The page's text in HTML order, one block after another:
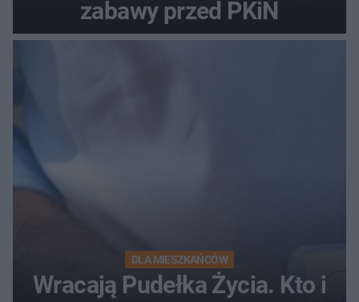
zabawy przed PKiN
DLA MIESZKAŃCÓW
Wracają Pudełka Życia. Kto i